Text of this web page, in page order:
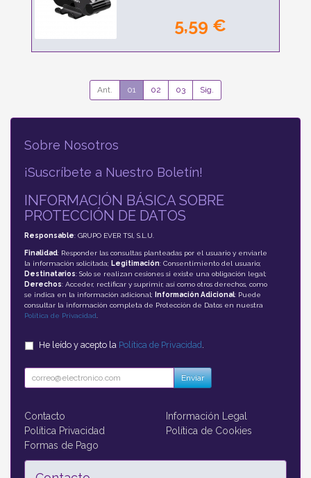
5,59 €
Ant. 01 02 03 Sig.
Sobre Nosotros
¡Suscríbete a Nuestro Boletín!
INFORMACIÓN BÁSICA SOBRE
PROTECCIÓN DE DATOS
Responsable: GRUPO EVER TSI, S.L.U.
Finalidad: Responder las consultas planteadas por el usuario y enviarle
la información solicitada; Legitimación: Consentimiento del usuario;
Destinatarios: Solo se realizan cesiones si existe una obligación legal;
Derechos: Acceder, rectificar y suprimir, así como otros derechos, como
se indica en la información adicional;
Información Adicional: Puede
consultar la información completa de Protección de Datos en nuestra
Política de Privacidad.
He leído y acepto la Política de Privacidad .
Enviar
Contacto
Información Legal
Política Privacidad
Política de Cookies
Formas de Pago